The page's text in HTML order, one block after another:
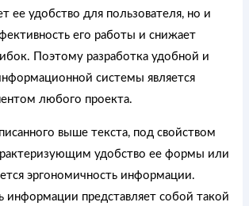
ее удобство для пользователя, но и
его работы и снижает
Поэтому разработка удобной и
системы является
любого проекта.
выше текста, под свойством
удобство ее формы или
эргономичность информации.
информации представляет собой такой